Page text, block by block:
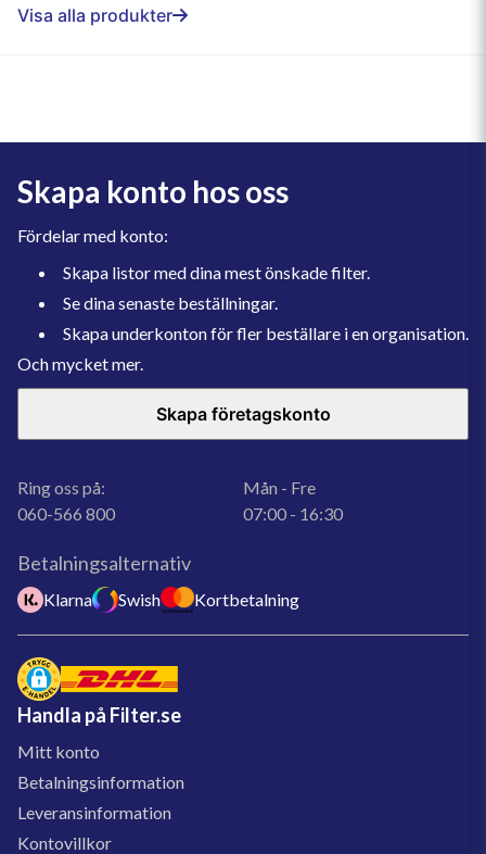
Visa alla produkter
Skapa konto hos oss
Fördelar med konto:
Skapa listor med dina mest önskade filter.
Se dina senaste beställningar.
Skapa underkonton för fler beställare i en organisation.
Och mycket mer.
Skapa företagskonto
Ring oss på:
060-566 800
Mån - Fre
07:00 - 16:30
Betalningsalternativ
Klarna Swish Kortbetalning
Handla på Filter.se
Mitt konto
Betalningsinformation
Leveransinformation
Kontovillkor